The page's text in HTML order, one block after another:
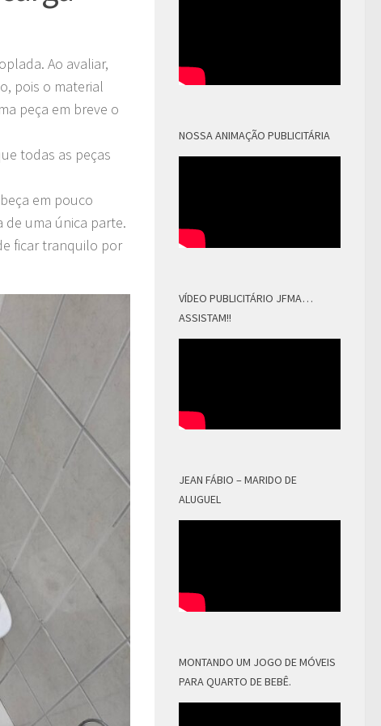
Ao avaliar,
pois o material
peça em breve o
todas as peças
em pouco
uma única parte.
ficar tranquilo por
NOSSA ANIMAÇÃO PUBLICITÁRIA
VÍDEO PUBLICITÁRIO JFMA…
ASSISTAM!!
JEAN FÁBIO – MARIDO DE
ALUGUEL
MONTANDO UM JOGO DE MÓVEIS
PARA QUARTO DE BEBÊ.